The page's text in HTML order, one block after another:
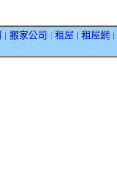
搬家公司 租屋 租屋網